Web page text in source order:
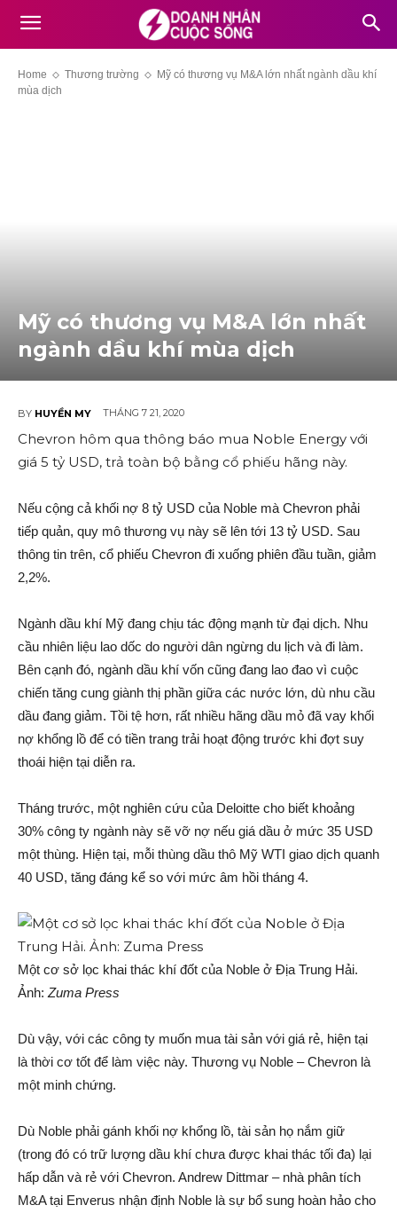
Home Thương trường
Mỹ có thương vụ M&A lớn nhất ngành dầu khí
mùa dịch
Mỹ có thương vụ M&A lớn nhất
ngành dầu khí mùa dịch
BY HUYỀN MY THÁNG 7 21, 2020
Chevron hôm qua thông báo mua Noble Energy với
giá 5 tỷ USD, trả toàn bộ bằng cổ phiếu hãng này.
Nếu cộng cả khối nợ 8 tỷ USD của Noble mà Chevron phải
tiếp quản, quy mô thương vụ này sẽ lên tới 13 tỷ USD. Sau
thông tin trên, cổ phiếu Chevron đi xuống phiên đầu tuần, giảm
2,2%.
Ngành dầu khí Mỹ đang chịu tác động mạnh từ đại dịch. Nhu
cầu nhiên liệu lao dốc do người dân ngừng du lịch và đi làm.
Bên cạnh đó, ngành dầu khí vốn cũng đang lao đao vì cuộc
chiến tăng cung giành thị phần giữa các nước lớn, dù nhu cầu
dầu đang giảm. Tồi tệ hơn, rất nhiều hãng dầu mỏ đã vay khối
nợ khổng lồ để có tiền trang trải hoạt động trước khi đợt suy
thoái hiện tại diễn ra.
Tháng trước, một nghiên cứu của Deloitte cho biết khoảng
30% công ty ngành này sẽ vỡ nợ nếu giá dầu ở mức 35 USD
một thùng. Hiện tại, mỗi thùng dầu thô Mỹ WTI giao dịch quanh
40 USD, tăng đáng kể so với mức âm hồi tháng 4.
Một cơ sở lọc khai thác khí đốt của Noble ở Địa Trung Hải.
Ảnh: Zuma Press
Dù vậy, với các công ty muốn mua tài sản với giá rẻ, hiện tại
là thời cơ tốt để làm việc này. Thương vụ Noble – Chevron là
một minh chứng.
Dù Noble phải gánh khối nợ khổng lồ, tài sản họ nắm giữ
(trong đó có trữ lượng dầu khí chưa được khai thác tối đa) lại
hấp dẫn và rẻ với Chevron. Andrew Dittmar – nhà phân tích
M&A tại Enverus nhận định Noble là sự bổ sung hoàn hảo cho